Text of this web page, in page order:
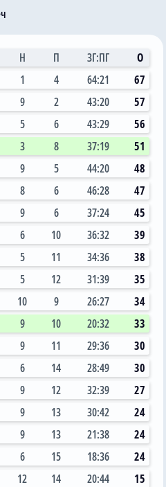
Н П ЗГ:ПГ
О
1 4 64:21
67
9 2 43:20
57
5 6 43:29
56
3 8 37:19
51
9 5 44:20
48
8 6 46:28
47
9 6 37:24
45
6 10 36:32
39
5 11 34:36
38
5 12 31:39
35
10 9 26:27
34
9 10 20:32
33
9 11 29:36
30
6 14 28:49
30
9 12 32:39
27
9 13 30:42
24
9 13 21:38
24
6 15 18:36
24
12 14 20:44
15